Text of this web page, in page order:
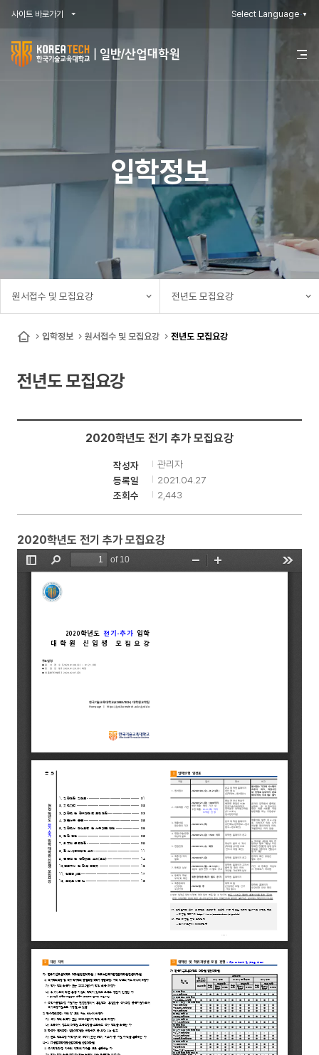
사이트 바로가기 Select Language ▼
한
교
육
학
일
반/
산
대
전
메
입학정보
입학정보 원서접수 및 모집요강 전년도 모집요강
원서접수 및 모집요강 전년도 모집요강
전년도 모집요강
2020학년도 전기 추가 모집요강
작성자
관리자
등록일
2021.04.27
조회수
2,443
2020학년도 전기 추가 모집요강